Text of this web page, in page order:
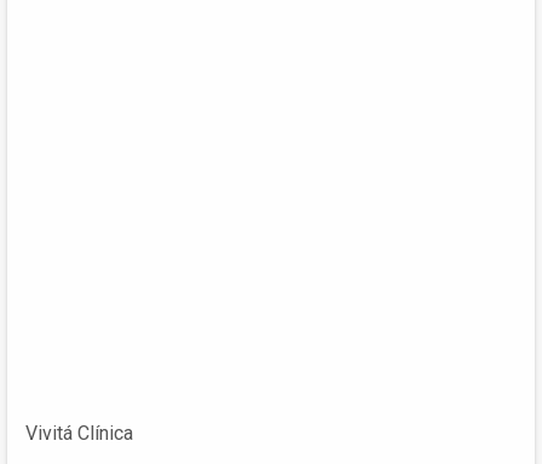
Vivitá Clínica